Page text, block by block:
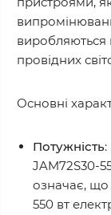
виробляються
провідних
Основні
Потужність
JAM72S30-
означає,
550 вт